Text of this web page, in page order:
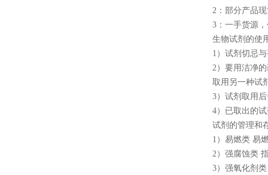
2：部分产品
3：一手货源
生物试剂的使
1）试剂切忌
2）要用洁净
取用另一种试
3）试剂取用
4）已取出的
试剂的管理和
1）易燃类 易
2）强腐蚀类
3）强氧化剂